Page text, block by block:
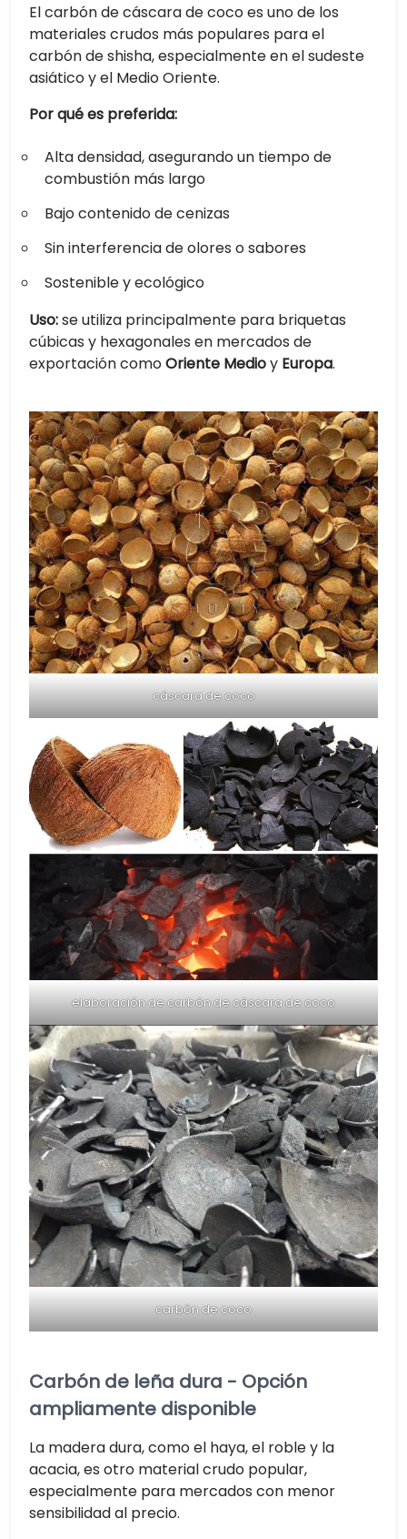
El carbón de cáscara de coco es uno de los
materiales crudos más populares para el
carbón de shisha, especialmente en el sudeste
asiático y el Medio Oriente.
Por qué es preferida:
Alta densidad, asegurando un tiempo de
combustión más largo
Bajo contenido de cenizas
Sin interferencia de olores o sabores
Sostenible y ecológico
Uso:se utiliza principalmente para briquetas
cúbicas y hexagonales en mercados de
exportación comoOriente Medioy Europa.
cáscara de coco
elaboración de carbón de cáscara de coco
carbón de coco
Carbón de leña dura - Opción
ampliamente disponible
La madera dura, como el haya, el roble y la
acacia, es otro material crudo popular,
especialmente para mercados con menor
sensibilidad al precio.